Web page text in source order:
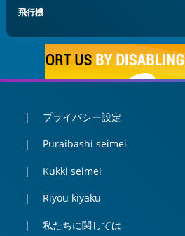
飛行機
プライバシー設定
Puraibashi seimei
Kukki seimei
Riyou kiyaku
私たちに関しては